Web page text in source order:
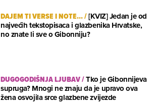
DAJEM TI VERSE I NOTE.../[KVIZ] Jedan je od
najvećih tekstopisaca i glazbenika Hrvatske,
no znate li sve o Gibonniju?
DUGOGODIŠNJA LJUBAV/Tko je Gibonnijeva
supruga? Mnogi ne znaju da je upravo ova
žena osvojila srce glazbene zvijezde